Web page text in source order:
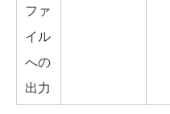
ファ
イル
への
出力